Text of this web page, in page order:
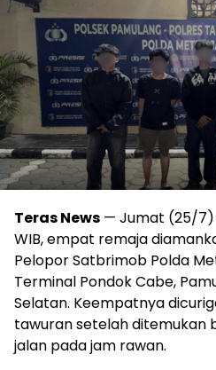
Teras News — Jumat (25/7)
WIB, empat remaja
Pelopor Satbrimob Polda
Terminal Pondok Cabe,
Selatan. Keempatnya
tawuran setelah ditemukan
jalan pada jam rawan.